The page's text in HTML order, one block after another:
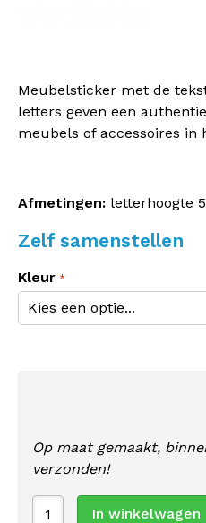
Meubelsticker met de
letters geven een
meubels of accessoires in
Afmetingen: letterhoogte
Zelf samenstellen
Kleur
Op maat gemaakt,
verzonden!
In winkelwagen